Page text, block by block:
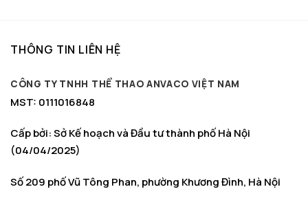
THÔNG TIN LIÊN HỆ
CÔNG TY TNHH THỂ THAO ANVACO VIỆT NAM
MST: 0111016848
Cấp bởi: Sở Kế hoạch và Đầu tư thành phố Hà Nội
(04/04/2025)
Số 209 phố Vũ Tông Phan, phường Khương Đình, Hà Nội